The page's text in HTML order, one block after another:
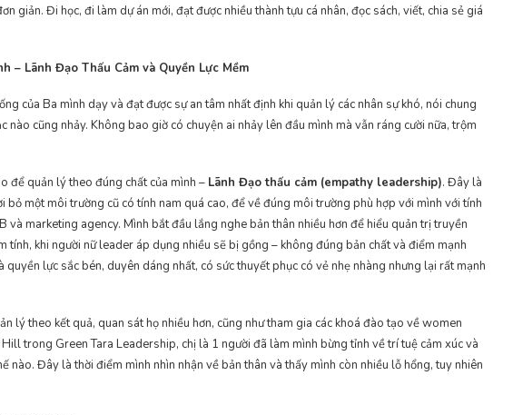
giản. Đi học, đi làm dự án mới, đạt được nhiều thành tựu cá nhân, đọc sách, viết, chia sẻ giá
– Lãnh Đạo Thấu Cảm và Quyền Lực Mềm
của Ba mình dạy và đạt được sự an tâm nhất định khi quản lý các nhân sự khó, nói chung
nào cũng nhảy. Không bao giờ có chuyện ai nhảy lên đầu mình mà vẫn ráng cười nữa, trộm
để quản lý theo đúng chất của mình – Lãnh Đạo thấu cảm (empathy leadership). Đây là
bỏ một môi trường cũ có tính nam quá cao, để về đúng môi trường phù hợp với mình với tính
và marketing agency. Mình bắt đầu lắng nghe bản thân nhiều hơn để hiểu quản trị truyền
tính, khi người nữ leader áp dụng nhiều sẽ bị gồng – không đúng bản chất và điểm mạnh
quyền lực sắc bén, duyên dáng nhất, có sức thuyết phục có vẻ nhẹ nhàng nhưng lại rất mạnh
lý theo kết quả, quan sát họ nhiều hơn, cũng như tham gia các khoá đào tạo về women
trong Green Tara Leadership, chị là 1 người đã làm mình bừng tỉnh về trí tuệ cảm xúc và
nào. Đây là thời điểm mình nhìn nhận về bản thân và thấy mình còn nhiều lỗ hổng, tuy nhiên